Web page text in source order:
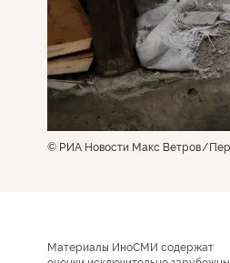
© РИА Новости Макс Ветров
Материалы ИноСМИ содержат